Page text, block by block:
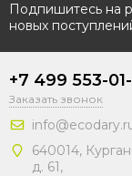
Подпишитесь на
новых
+7 499 553-
Заказать звонок
640014,
д. 61,